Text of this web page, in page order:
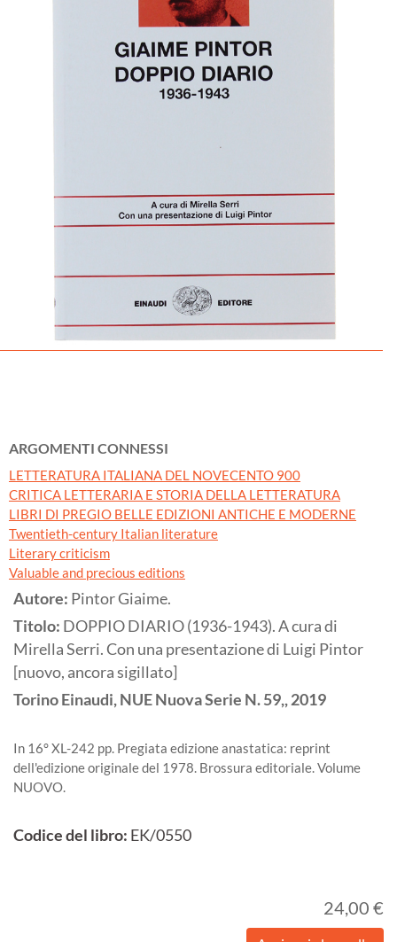
ARGOMENTI CONNESSI
LETTERATURA ITALIANA DEL NOVECENTO 900
CRITICA LETTERARIA E STORIA DELLA LETTERATURA
LIBRI DI PREGIO BELLE EDIZIONI ANTICHE E MODERNE
Twentieth-century Italian literature
Literary criticism
Valuable and precious editions
Autore: Pintor Giaime.
Titolo: DOPPIO DIARIO (1936-1943). A cura di
Mirella Serri. Con una presentazione di Luigi Pintor
[nuovo, ancora sigillato]
TorinoEinaudi, NUE Nuova Serie N. 59,,2019
In 16° XL-242 pp. Pregiata edizione anastatica: reprint
dell'edizione originale del 1978. Brossura editoriale. Volume
NUOVO.
Codice del libro: EK/0550
24,00 €